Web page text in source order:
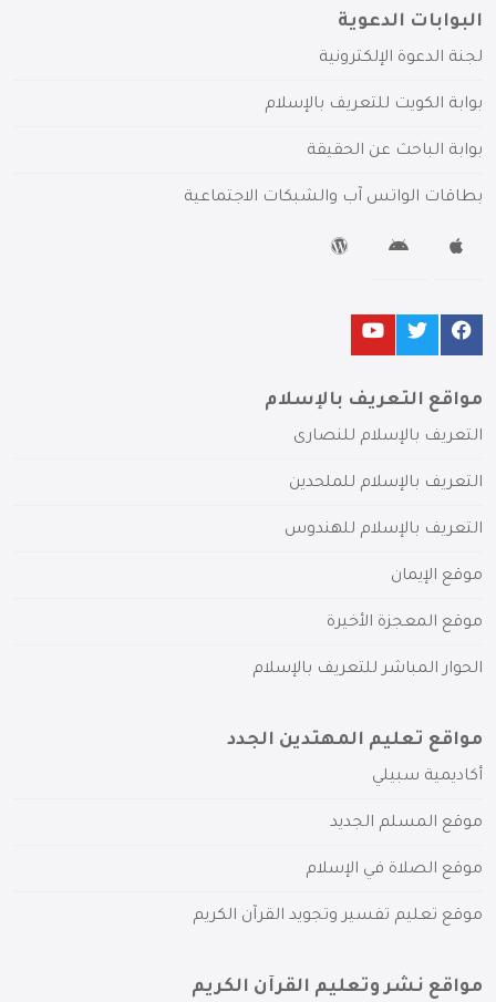
البوابات الدعوية
لجنة الدعوة الإلكترونية
بوابة الكويت للتعريف بالإسلام
بوابة الباحث عن الحقيقة
بطاقات الواتس آب والشبكات الاجتماعية
مواقع التعريف بالإسلام
التعريف بالإسلام للنصارى
التعريف بالإسلام للملحدين
التعريف بالإسلام للهندوس
موقع الإيمان
موقع المعجزة الأخيرة
الحوار المباشر للتعريف بالإسلام
مواقع تعليم المهتدين الجدد
أكاديمية سبيلي
موقع المسلم الجديد
موقع الصلاة في الإسلام
موقع تعليم تفسير وتجويد القرآن الكريم
مواقع نشر وتعليم القرآن الكريم